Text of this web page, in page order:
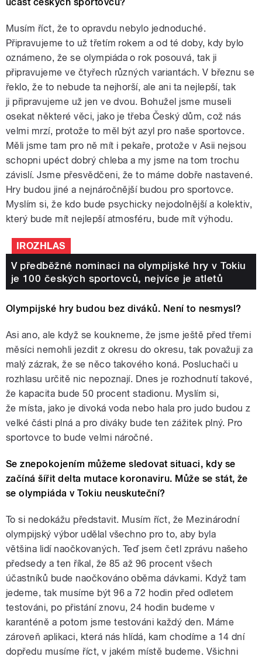
účast českých sportovců?
Musím říct, že to opravdu nebylo jednoduché.
Připravujeme to už třetím rokem a od té doby, kdy bylo
oznámeno, že se olympiáda o rok posouvá, tak ji
připravujeme ve čtyřech různých variantách. V březnu se
řeklo, že to nebude ta nejhorší, ale ani ta nejlepší, tak
ji připravujeme už jen ve dvou. Bohužel jsme museli
osekat některé věci, jako je třeba Český dům, což nás
velmi mrzí, protože to měl být azyl pro naše sportovce.
Měli jsme tam pro ně mít i pekaře, protože v Asii nejsou
schopni upéct dobrý chleba a my jsme na tom trochu
závislí. Jsme přesvědčeni, že to máme dobře nastavené.
Hry budou jiné a nejnáročnější budou pro sportovce.
Myslím si, že kdo bude psychicky nejodolnější a kolektiv,
který bude mít nejlepší atmosféru, bude mít výhodu.
IROZHLAS
V předběžné nominaci na olympijské hry v Tokiu
je 100 českých sportovců, nejvíce je atletů
Olympijské hry budou bez diváků. Není to nesmysl?
Asi ano, ale když se koukneme, že jsme ještě před třemi
měsíci nemohli jezdit z okresu do okresu, tak považuji za
malý zázrak, že se něco takového koná. Posluchači u
rozhlasu určitě nic nepoznají. Dnes je rozhodnutí takové,
že kapacita bude 50 procent stadionu. Myslím si,
že místa, jako je divoká voda nebo hala pro judo budou z
velké části plná a pro diváky bude ten zážitek plný. Pro
sportovce to bude velmi náročné.
Se znepokojením můžeme sledovat situaci, kdy se
začíná šířit delta mutace koronaviru. Může se stát, že
se olympiáda v Tokiu neuskuteční?
To si nedokážu představit. Musím říct, že Mezinárodní
olympijský výbor udělal všechno pro to, aby byla
většina lidí naočkovaných. Teď jsem četl zprávu našeho
předsedy a ten říkal, že 85 až 96 procent všech
účastníků bude naočkováno oběma dávkami. Když tam
jedeme, tak musíme být 96 a 72 hodin před odletem
testováni, po přistání znovu, 24 hodin budeme v
karanténě a potom jsme testováni každý den. Máme
zároveň aplikaci, která nás hlídá, kam chodíme a 14 dní
dopředu musíme říct, v jakém místě budeme. Všichni